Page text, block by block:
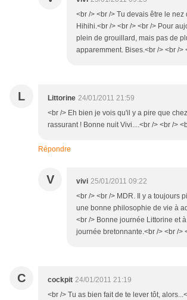
<br /> <br /> Tu devais être le nez
Hihihi.<br /> <br /> <br /> Pour
plein de grouillard, mais pas de
apparemment. Bises.<br /> <br />
L Littorine 24/01/2011 21:59
<br /> Eh bien je vois qu'il y a pire que
rassurant ! Bonne nuit Vivi....<br /> <br />
Répondre
V vivi 25/01/2011 09:22
<br /> <br /> MDR. Il y a toujours
une bonne philosophie de vie à
<br /> Bonne journée Littorine et
journée bretonnante.<br /> <br />
C cockpit 24/01/2011 21:19
<br /> Tu as bien fait de te lever tôt,